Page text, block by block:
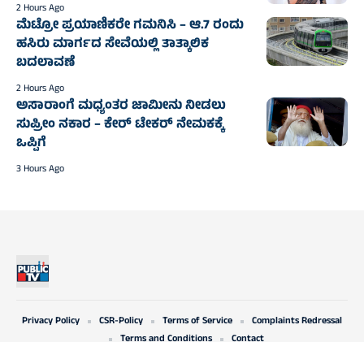
2 Hours Ago
ಮೆಟ್ರೋ ಪ್ರಯಾಣಿಕರೇ ಗಮನಿಸಿ – ಆ.7 ರಂದು
ಹಸಿರು ಮಾರ್ಗದ ಸೇವೆಯಲ್ಲಿ ತಾತ್ಕಾಲಿಕ
ಬದಲಾವಣೆ
2 Hours Ago
ಅಸಾರಾಂಗೆ ಮಧ್ಯಂತರ ಜಾಮೀನು ನೀಡಲು
ಸುಪ್ರೀಂ ನಕಾರ – ಕೇರ್ ಟೇಕರ್ ನೇಮಕಕ್ಕೆ
ಒಪ್ಪಿಗೆ
3 Hours Ago
Privacy Policy CSR-Policy Terms of Service
Complaints Redressal